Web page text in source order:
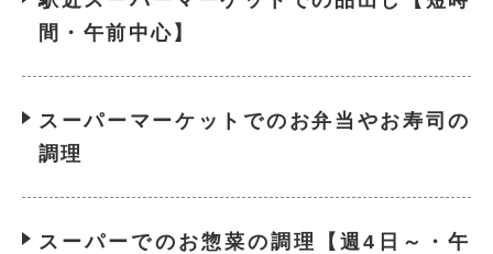
間・午前中心】
スーパーマーケットでのお弁当やお寿司の
調理
スーパーでのお惣菜の調理【週4日～・午